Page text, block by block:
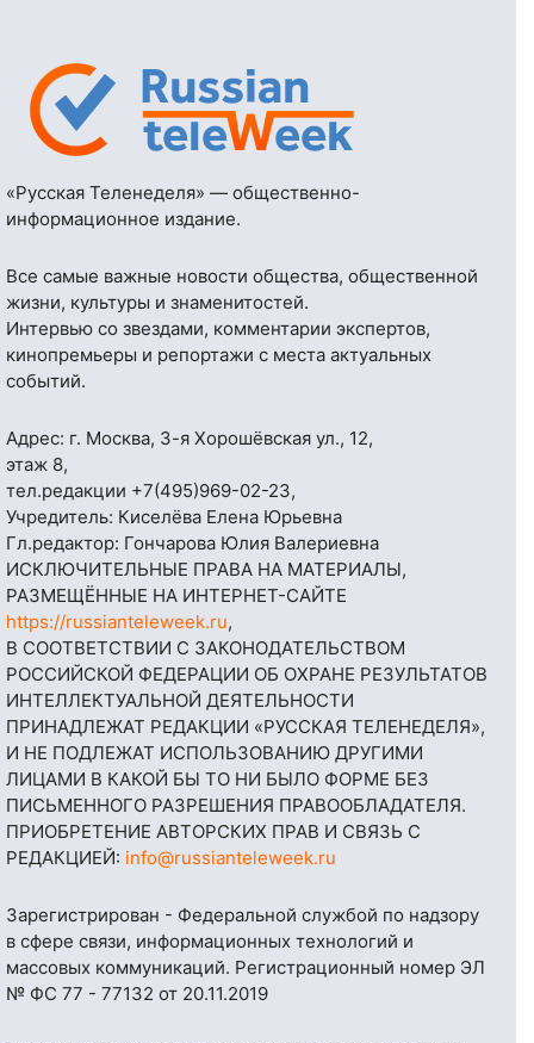
«Русская Теленеделя» — общественно-
информационное издание.
Все самые важные новости общества, общественной
жизни, культуры и знаменитостей.
Интервью со звездами, комментарии экспертов,
кинопремьеры и репортажи с места актуальных
событий.
Адрес: г. Москва, 3-я Хорошёвская ул., 12,
этаж 8,
тел.редакции +7(495)969-02-23,
Учредитель: Киселёва Елена Юрьевна
Гл.редактор: Гончарова Юлия Валериевна
ИСКЛЮЧИТЕЛЬНЫЕ ПРАВА НА МАТЕРИАЛЫ,
РАЗМЕЩЁННЫЕ НА ИНТЕРНЕТ-САЙТЕ
https://russianteleweek.ru,
В СООТВЕТСТВИИ С ЗАКОНОДАТЕЛЬСТВОМ
РОССИЙСКОЙ ФЕДЕРАЦИИ ОБ ОХРАНЕ РЕЗУЛЬТАТОВ
ИНТЕЛЛЕКТУАЛЬНОЙ ДЕЯТЕЛЬНОСТИ
ПРИНАДЛЕЖАТ РЕДАКЦИИ «РУССКАЯ ТЕЛЕНЕДЕЛЯ»,
И НЕ ПОДЛЕЖАТ ИСПОЛЬЗОВАНИЮ ДРУГИМИ
ЛИЦАМИ В КАКОЙ БЫ ТО НИ БЫЛО ФОРМЕ БЕЗ
ПИСЬМЕННОГО РАЗРЕШЕНИЯ ПРАВООБЛАДАТЕЛЯ.
ПРИОБРЕТЕНИЕ АВТОРСКИХ ПРАВ И СВЯЗЬ С
РЕДАКЦИЕЙ: info@russianteleweek.ru
Зарегистрирован - Федеральной службой по надзору
в сфере связи, информационных технологий и
массовых коммуникаций. Регистрационный номер ЭЛ
№ ФС 77 - 77132 от 20.11.2019